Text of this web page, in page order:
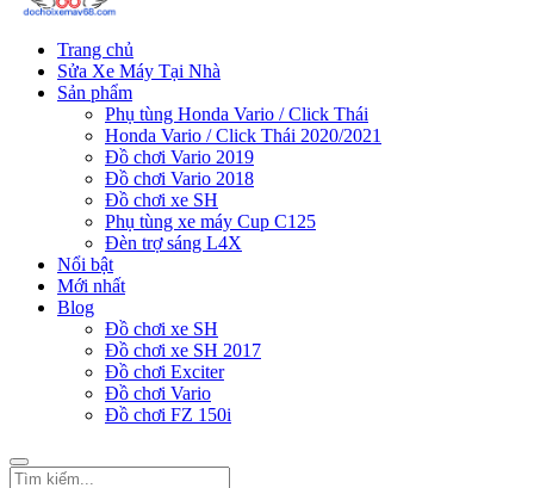
Trang chủ
Sửa Xe Máy Tại Nhà
Sản phẩm
Phụ tùng Honda Vario / Click Thái
Honda Vario / Click Thái 2020/2021
Đồ chơi Vario 2019
Đồ chơi Vario 2018
Đồ chơi xe SH
Phụ tùng xe máy Cup C125
Đèn trợ sáng L4X
Nổi bật
Mới nhất
Blog
Đồ chơi xe SH
Đồ chơi xe SH 2017
Đồ chơi Exciter
Đồ chơi Vario
Đồ chơi FZ 150i